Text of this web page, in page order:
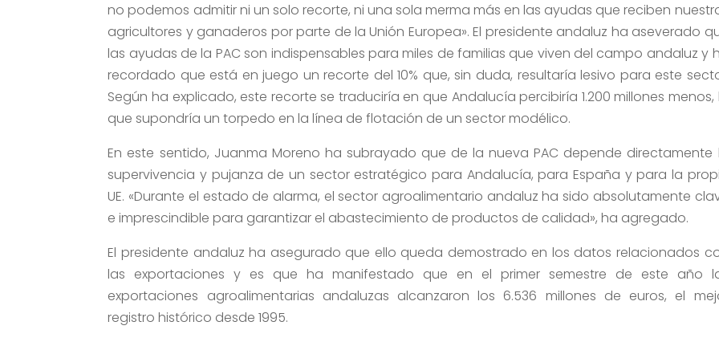
no podemos admitir ni un solo recorte, ni una sola merma más en las ayudas que reciben
agricultores y ganaderos por parte de la Unión Europea». El presidente andaluz ha aseverado
las ayudas de la PAC son indispensables para miles de familias que viven del campo andaluz y
recordado que está en juego un recorte del 10% que, sin duda, resultaría lesivo para este
Según ha explicado, este recorte se traduciría en que Andalucía percibiría 1.200 millones menos,
que supondría un torpedo en la línea de flotación de un sector modélico.
En este sentido, Juanma Moreno ha subrayado que de la nueva PAC depende directamente
supervivencia y pujanza de un sector estratégico para Andalucía, para España y para la
UE. «Durante el estado de alarma, el sector agroalimentario andaluz ha sido absolutamente
e imprescindible para garantizar el abastecimiento de productos de calidad», ha agregado.
El presidente andaluz ha asegurado que ello queda demostrado en los datos relacionados
las exportaciones y es que ha manifestado que en el primer semestre de este año
exportaciones agroalimentarias andaluzas alcanzaron los 6.536 millones de euros, el
registro histórico desde 1995.